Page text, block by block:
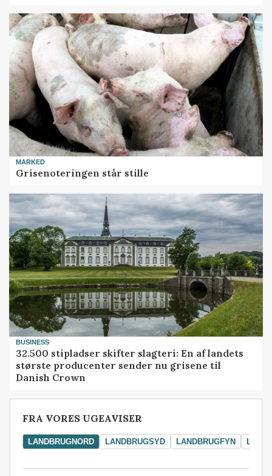
MARKED
Grisenoteringen står stille
BUSINESS
32.500 stipladser skifter slagteri: En af landets
største producenter sender nu grisene til
Danish Crown
FRA VORES UGEAVISER
LANDBRUGNORD LANDBRUGSYD LANDBRUGFYN